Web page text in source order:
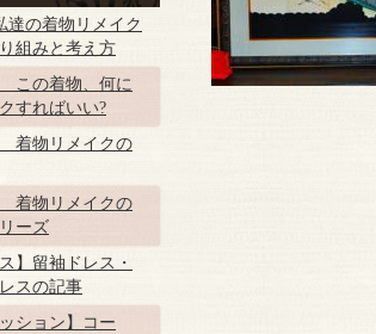
の着物リメイク
組みと考え方
この着物、何に
すればいい?
着物リメイクの
着物リメイクの
ーズ
ス】留袖ドレス・
スの記事
ッション】コー